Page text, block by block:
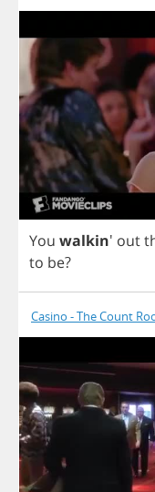
You walkin' out
to be?
Casino - The Count